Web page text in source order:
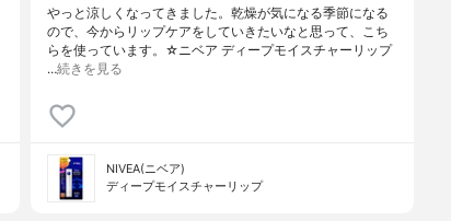
やっと涼しくなってきました。乾燥が気になる季節になる
ので、今からリップケアをしていきたいなと思って、こち
らを使っています。☆ニベア ディープモイスチャーリップ
…続きを見る
NIVEA(ニベア)
ディープモイスチャーリップ